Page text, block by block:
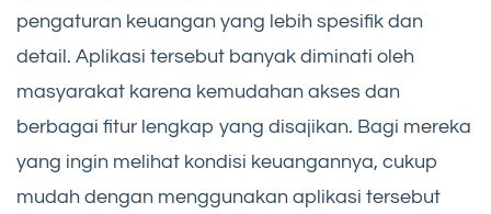
pengaturan keuangan yang lebih spesifik dan
detail. Aplikasi tersebut banyak diminati oleh
masyarakat karena kemudahan akses dan
berbagai fitur lengkap yang disajikan. Bagi mereka
yang ingin melihat kondisi keuangannya, cukup
mudah dengan menggunakan aplikasi tersebut